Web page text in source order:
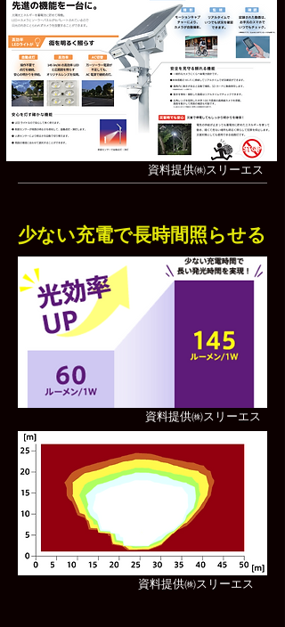
​資料提供㈱スリーエス
少ない充電で長時間照らせる
​資料提供㈱スリーエス
​資料提供㈱スリーエス